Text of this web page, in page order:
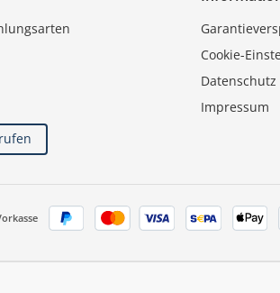
Cookie-
Datenschutz
Impressum